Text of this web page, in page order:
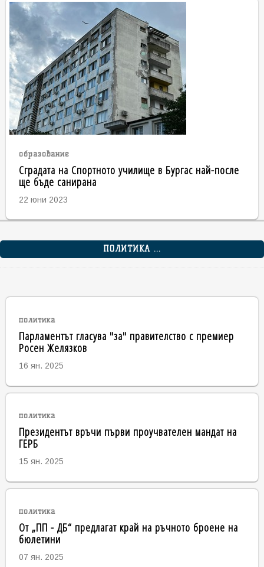
образование
Сградата на Спортното училище в Бургас най-после
ще бъде санирана
22 юни 2023
ПОЛИТИКА ...
политика
Парламентът гласува "за" правителство с премиер
Росен Желязков
16 ян. 2025
политика
Президентът връчи първи проучвателен мандат на
ГЕРБ
15 ян. 2025
политика
От „ПП - ДБ“ предлагат край на ръчното броене на
бюлетини
07 ян. 2025